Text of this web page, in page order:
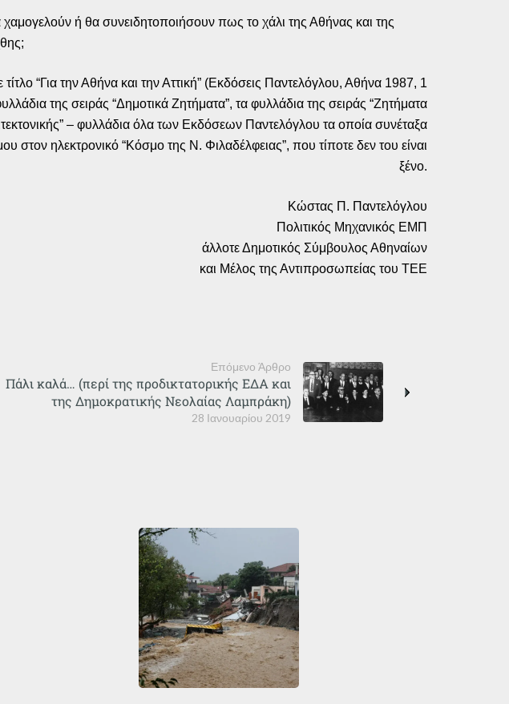
ή θα συνειδητοποιήσουν πως το χάλι της Αθήνας και της
“Για την Αθήνα και την Αττική” (Εκδόσεις Παντελόγλου, Αθήνα 1987, 1
της σειράς “Δημοτικά Ζητήματα”, τα φυλλάδια της σειράς “Ζητήματα
– φυλλάδια όλα των Εκδόσεων Παντελόγλου τα οποία συνέταξα
ηλεκτρονικό “Κόσμο της Ν. Φιλαδέλφειας”, που τίποτε δεν του είναι
ξένο.
Κώστας Π. Παντελόγλου
Πολιτικός Μηχανικός ΕΜΠ
άλλοτε Δημοτικός Σύμβουλος Αθηναίων
και Μέλος της Αντιπροσωπείας του ΤΕΕ
Επόμενο Άρθρο
28 Ιανουαρίου 2019
Πάλι καλά… (περί της προδικτατορικής ΕΔΑ και
της Δημοκρατικής Νεολαίας Λαμπράκη)